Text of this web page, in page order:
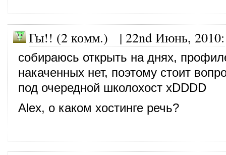
Гы!! (2 комм.) | 22nd Июнь, 2010:
собираюсь открыть на днях,
накаченных нет, поэтому стоит
под очередной школохост xDDDD
Alex, о каком хостинге речь?